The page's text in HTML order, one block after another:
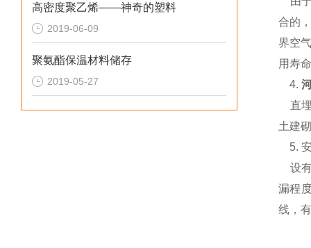
高密度聚乙烯——神奇的塑料
2019-06-09
聚氨酯保温材料储存
2019-05-27
合的
界空
用寿
4.
直埋
土建
5.
设有
漏程
线，